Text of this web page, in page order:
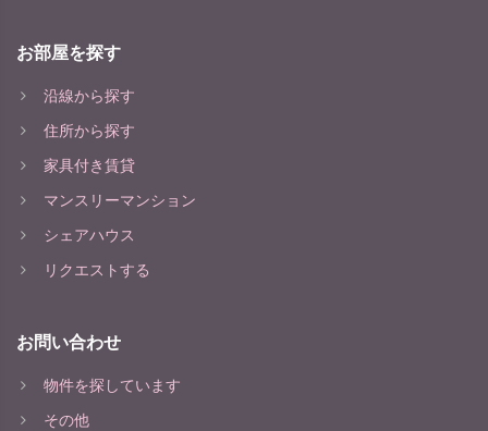
お部屋を探す
沿線から探す
住所から探す
家具付き賃貸
マンスリーマンション
シェアハウス
リクエストする
お問い合わせ
物件を探しています
その他